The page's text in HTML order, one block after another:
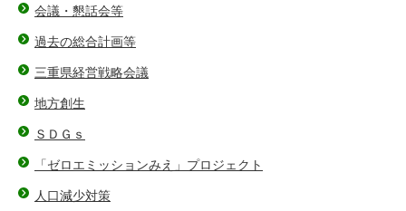
会議・懇話会等
過去の総合計画等
三重県経営戦略会議
地方創生
ＳＤＧｓ
「ゼロエミッションみえ」プロジェクト
人口減少対策